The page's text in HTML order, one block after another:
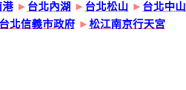
港 ► 台北內湖 ► 台北松山 ► 台北中山
台北信義市政府► 松江南京行天宮